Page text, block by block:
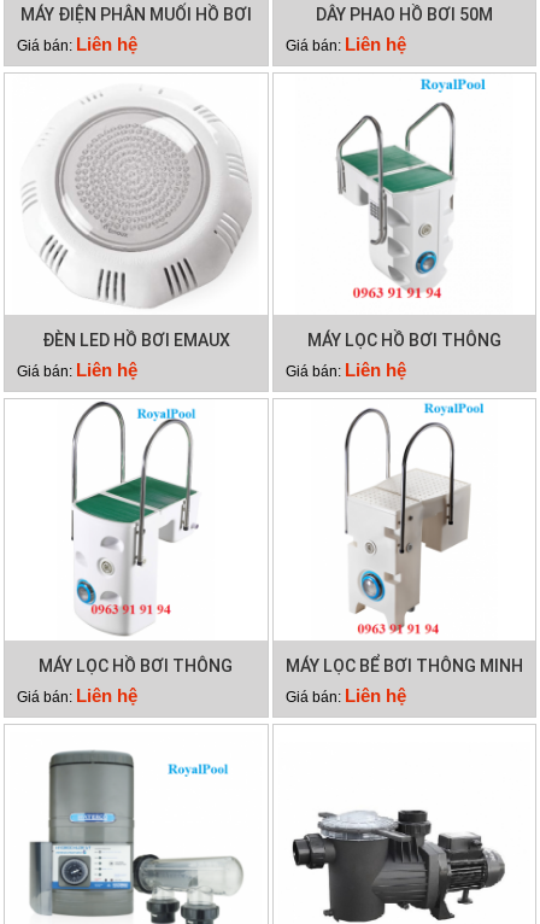
MÁY ĐIỆN PHÂN MUỐI HỒ BƠI
WATERCO HYDROCHLOR MK3
ST 3000
Giá bán: Liên hệ
DÂY PHAO HỒ BƠI 50M
Giá bán: Liên hệ
ĐÈN LED HỒ BƠI EMAUX
TP100
Giá bán: Liên hệ
MÁY LỌC HỒ BƠI THÔNG
MINH PK 8028
Giá bán: Liên hệ
MÁY LỌC HỒ BƠI THÔNG
MINH PK 8025
Giá bán: Liên hệ
MÁY LỌC BỂ BƠI THÔNG MINH
PK 8029
Giá bán: Liên hệ